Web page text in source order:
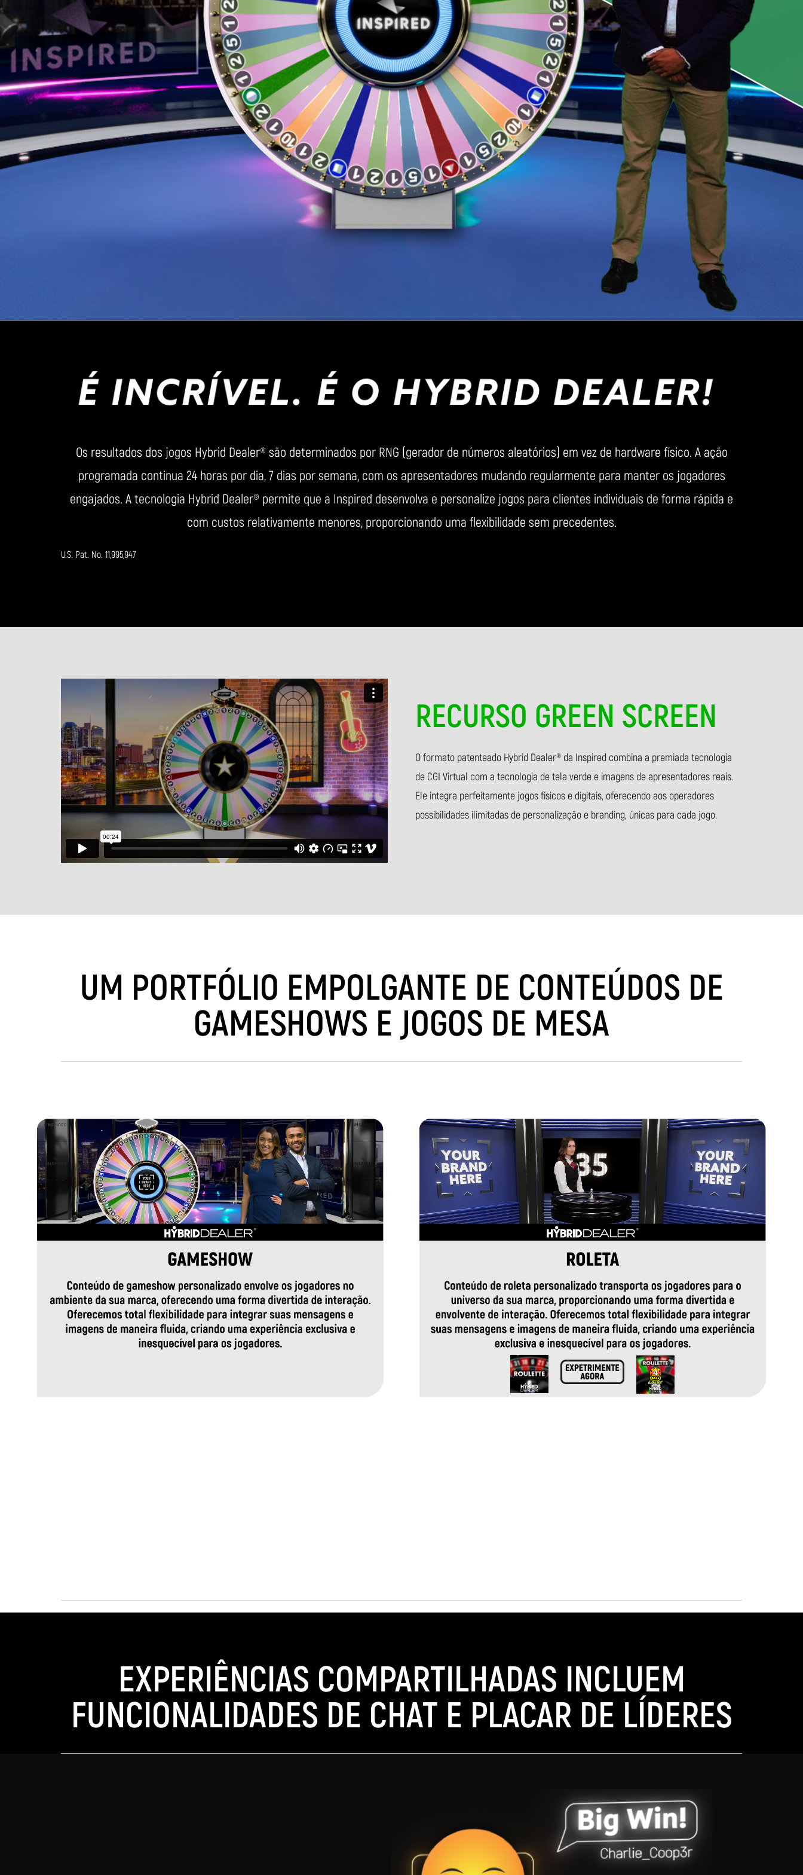
Os resultados dos jogos Hybrid Dealer® são determinados por RNG (gerador de números aleatórios) em vez de hardware físico. A ação
programada continua 24 horas por dia, 7 dias por semana, com os apresentadores mudando regularmente para manter os jogadores
engajados. A tecnologia Hybrid Dealer® permite que a Inspired desenvolva e personalize jogos para clientes individuais de forma rápida e
com custos relativamente menores, proporcionando uma flexibilidade sem precedentes.
U.S. Pat. No. 11,995,947
RECURSO GREEN SCREEN
O formato patenteado Hybrid Dealer® da Inspired combina a premiada tecnologia
de CGI Virtual com a tecnologia de tela verde e imagens de apresentadores reais.
Ele integra perfeitamente jogos físicos e digitais, oferecendo aos operadores
possibilidades ilimitadas de personalização e branding, únicas para cada jogo.
UM PORTFÓLIO EMPOLGANTE DE CONTEÚDOS DE
GAMESHOWS E JOGOS DE MESA
EXPERIÊNCIAS COMPARTILHADAS INCLUEM
FUNCIONALIDADES DE CHAT E PLACAR DE LÍDERES